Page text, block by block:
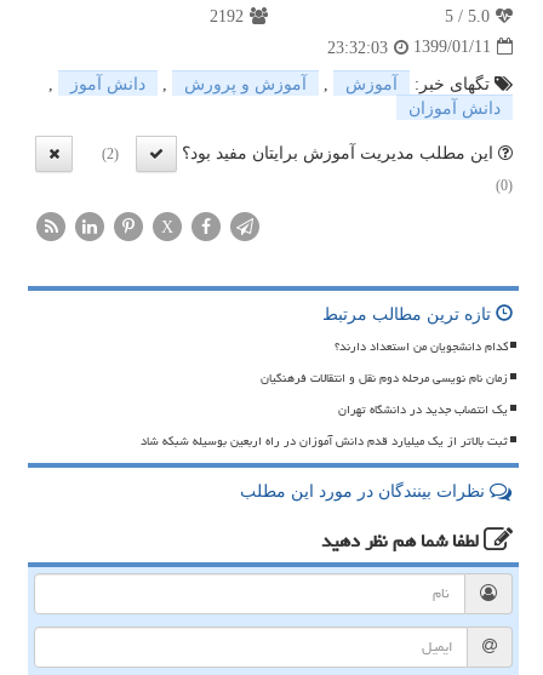
5.0
/
5
2192
1399/01/11
23:32:03
تگهای خبر:
آموزش , آموزش و پرورش , دانش آموز
,
دانش آموزان
این مطلب مدیریت آموزش برایتان مفید بود؟
(2)
(0)
X
تازه ترین مطالب مرتبط
کدام دانشجویان من استعداد دارند؟
زمان نام نویسی مرحله دوم نقل و انتقالات فرهنگیان
یک انتصاب جدید در دانشگاه تهران
ثبت بالاتر از یک میلیارد قدم دانش آموزان در راه اربعین بوسیله شبکه شاد
نظرات بینندگان در مورد این مطلب
لطفا شما همنظر دهید